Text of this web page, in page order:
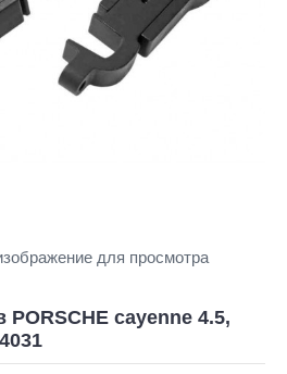
для просмотра
cayenne 4.5,